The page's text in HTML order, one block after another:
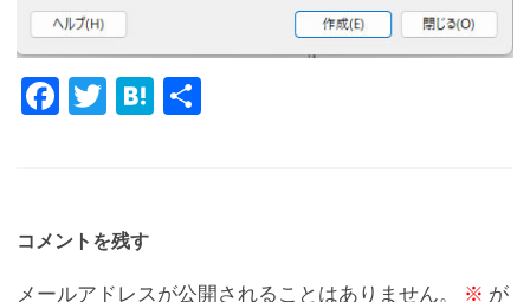
Fa
o
o
T
r
H
コメントを残す
メールアドレスが公開されることはありません。 ※ が